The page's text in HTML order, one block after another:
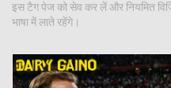
इस टैग पेज को सेव कर लें और नियमित
भाषा में लाते रहेंगे।